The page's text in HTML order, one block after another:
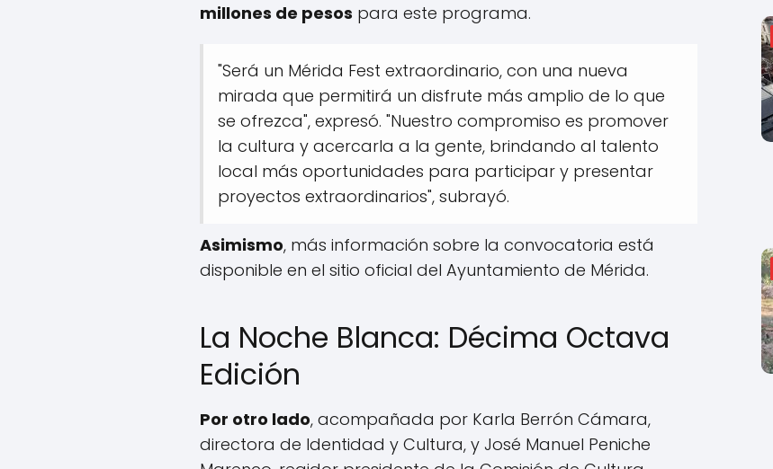
millones de pesos para este programa.
"Será un Mérida Fest extraordinario, con una nueva
mirada que permitirá un disfrute más amplio de lo que
se ofrezca", expresó. "Nuestro compromiso es promover
la cultura y acercarla a la gente, brindando al talento
local más oportunidades para participar y presentar
proyectos extraordinarios", subrayó.
Asimismo, más información sobre la convocatoria está
disponible en el sitio oficial del Ayuntamiento de Mérida.
La Noche Blanca: Décima Octava
Edición
Por otro lado, acompañada por Karla Berrón Cámara,
directora de Identidad y Cultura, y José Manuel Peniche